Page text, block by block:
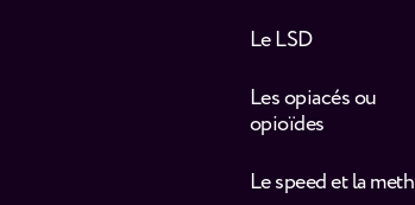
Le LSD
Les opiacés ou
opioïdes
Le speed et la meth